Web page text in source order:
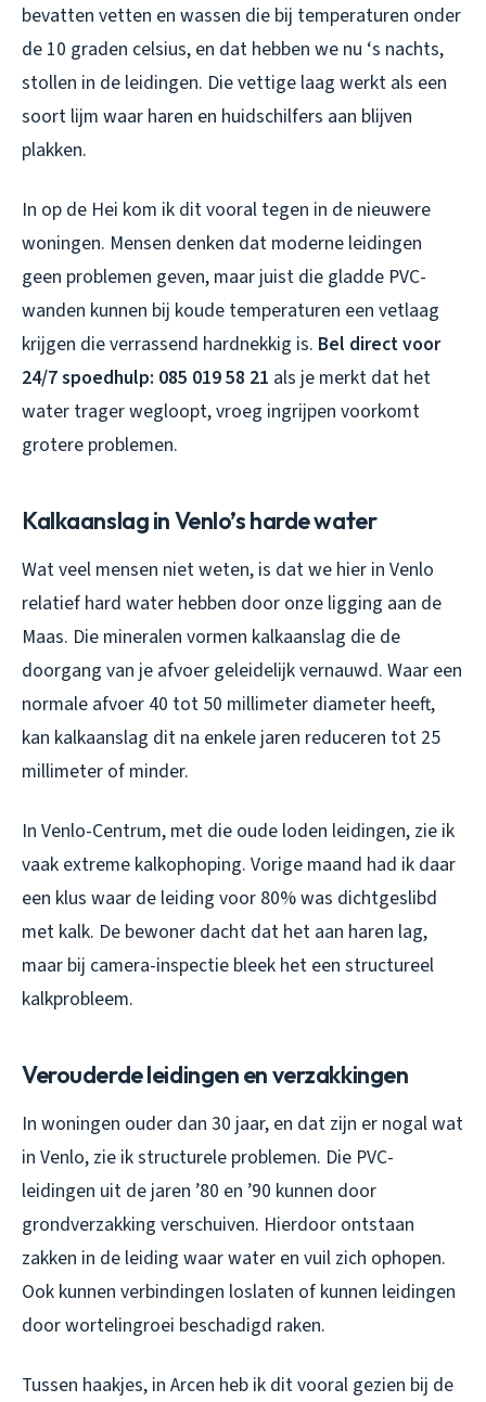
bevatten vetten en wassen die bij temperaturen onder
de 10 graden celsius, en dat hebben we nu ‘s nachts,
stollen in de leidingen. Die vettige laag werkt als een
soort lijm waar haren en huidschilfers aan blijven
plakken.
In op de Hei kom ik dit vooral tegen in de nieuwere
woningen. Mensen denken dat moderne leidingen
geen problemen geven, maar juist die gladde PVC-
wanden kunnen bij koude temperaturen een vetlaag
krijgen die verrassend hardnekkig is. Bel direct voor
24/7 spoedhulp: 085 019 58 21 als je merkt dat het
water trager wegloopt, vroeg ingrijpen voorkomt
grotere problemen.
Kalkaanslag in Venlo’s harde water
Wat veel mensen niet weten, is dat we hier in Venlo
relatief hard water hebben door onze ligging aan de
Maas. Die mineralen vormen kalkaanslag die de
doorgang van je afvoer geleidelijk vernauwd. Waar een
normale afvoer 40 tot 50 millimeter diameter heeft,
kan kalkaanslag dit na enkele jaren reduceren tot 25
millimeter of minder.
In Venlo-Centrum, met die oude loden leidingen, zie ik
vaak extreme kalkophoping. Vorige maand had ik daar
een klus waar de leiding voor 80% was dichtgeslibd
met kalk. De bewoner dacht dat het aan haren lag,
maar bij camera-inspectie bleek het een structureel
kalkprobleem.
Verouderde leidingen en verzakkingen
In woningen ouder dan 30 jaar, en dat zijn er nogal wat
in Venlo, zie ik structurele problemen. Die PVC-
leidingen uit de jaren ’80 en ’90 kunnen door
grondverzakking verschuiven. Hierdoor ontstaan
zakken in de leiding waar water en vuil zich ophopen.
Ook kunnen verbindingen loslaten of kunnen leidingen
door wortelingroei beschadigd raken.
Tussen haakjes, in Arcen heb ik dit vooral gezien bij de